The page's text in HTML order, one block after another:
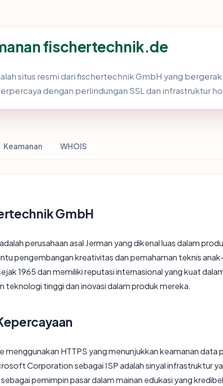
fischertechnik.de
situs resmi dari fischertechnik GmbH yang
dengan perlindungan SSL dan infrastruktur
Keamanan WHOIS
GmbH
perusahaan asal Jerman yang dikenal luas dalam
pengembangan kreativitas dan pemahaman teknis
1965 dan memiliki reputasi internasional yang kuat
teknologi tinggi dan inovasi dalam produk mereka.
menggunakan HTTPS yang menunjukkan keamanan data
Corporation sebagai ISP adalah sinyal infrastruktur
pemimpin pasar dalam mainan edukasi yang